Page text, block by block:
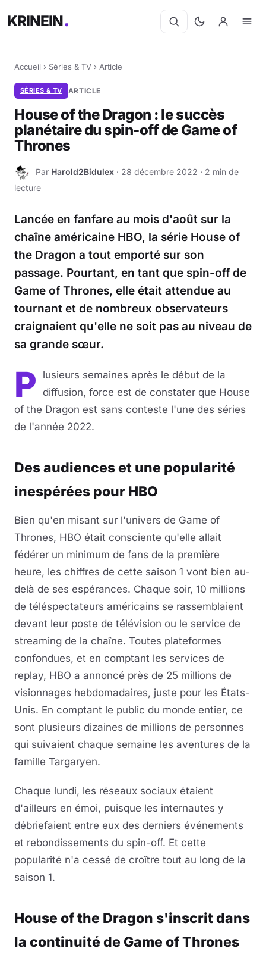
KRINEIN
Accueil › Séries & TV › Article
SÉRIES & TV ARTICLE
House of the Dragon : le succès
planétaire du spin-off de Game of
Thrones
H Par Harold2Bidulex · 28 décembre 2022 · 2 min de
lecture
Lancée en fanfare au mois d'août sur la
chaîne américaine HBO, la série House of
the Dragon a tout emporté sur son
passage. Pourtant, en tant que spin-off de
Game of Thrones, elle était attendue au
tournant et de nombreux observateurs
craignaient qu'elle ne soit pas au niveau de
sa grande sœur.
P
lusieurs semaines après le début de la
diffusion, force est de constater que House
of the Dragon est sans conteste l'une des séries
de l'année 2022.
Des audiences et une popularité
inespérées pour HBO
Bien qu'en misant sur l'univers de Game of
Thrones, HBO était consciente qu'elle allait
fédérer un minimum de fans de la première
heure, les chiffres de cette saison 1 vont bien au-
delà de ses espérances. Chaque soir, 10 millions
de téléspectateurs américains se rassemblaient
devant leur poste de télévision ou le service de
streaming de la chaîne. Toutes plateformes
confondues, et en comptant les services de
replay, HBO a annoncé près de 25 millions de
visionnages hebdomadaires, juste pour les États-
Unis. En comptant le public du monde entier, ce
sont plusieurs dizaines de millions de personnes
qui suivaient chaque semaine les aventures de la
famille Targaryen.
Chaque lundi, les réseaux sociaux étaient
d'ailleurs en émoi, puisque les internautes y
débriefaient entre eux des derniers événements
et rebondissements du spin-off. Et cette
popularité n'a cessé de croître tout au long de la
saison 1.
House of the Dragon s'inscrit dans
la continuité de Game of Thrones